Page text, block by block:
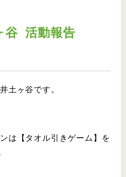
谷 活動報告
土ヶ谷です。
は【タオル引きゲーム】を